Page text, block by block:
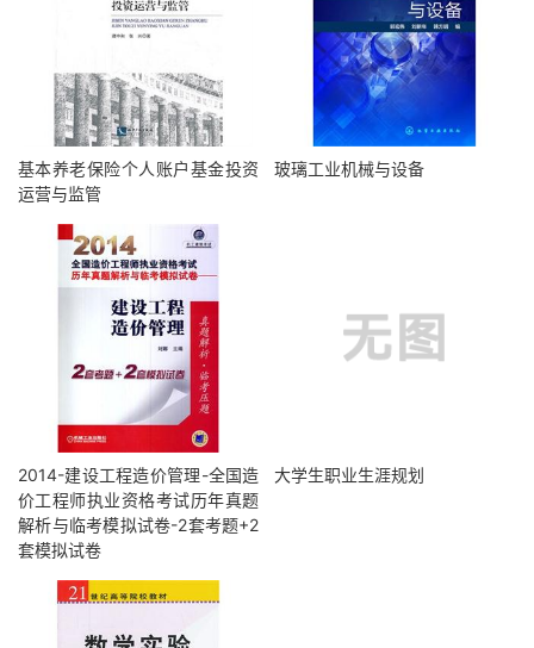
基本养老保险个人账户基金投资
运营与监管
玻璃工业机械与设备
2014-建设工程造价管理-全国造
价工程师执业资格考试历年真题
解析与临考模拟试卷-2套考题+2
套模拟试卷
大学生职业生涯规划